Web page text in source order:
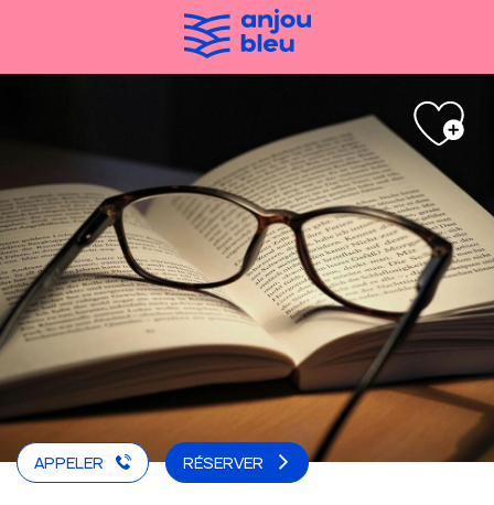
APPELER RÉSERVER